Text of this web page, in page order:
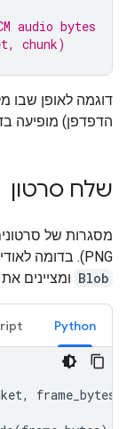
audio bytes
chunk)
דוגמה לאופן שבו
הדפדפן) מופיעה
שלח סרטון
PNG). בדומה לאודיו, משתמשים ב-
Blob ומציינים את
Python
, frame_bytes